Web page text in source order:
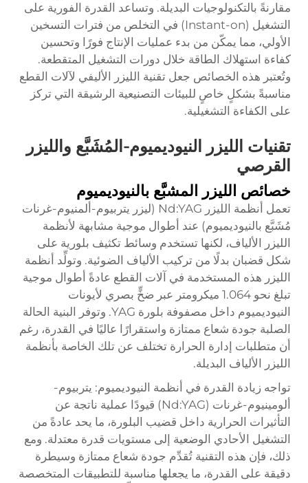
مقارنةً بالتكنولوجيات البديلة. وتساعد القدرة الفورية على
التشغيل (Instant-on) في التخلص من فترات التسخين
الأولي، مما يمكّن من بدء عمليات الإنتاج فورًا وتحسين
كفاءة استهلاك الطاقة خلال دورات التشغيل المتقطعة.
وتُعتبر هذه الخصائص جعل تقنية الليزر الأليفي لآلات القطع
مناسبةً بشكلٍ خاصٍ للبيئات التصنيعية الرشيقة التي تركز
على الكفاءة التشغيلية.
تقنيات الليزر النيوديميوم-المُشَبَّع والليزر
القرصي
خصائص الليزر المشبَّع بالنيوديميوم
تعمل أنظمة الليزر Nd:YAG (ليزر يتربيوم-ألمنيوم-غرنات
مُشَبَّع بالنيوديميوم) عند أطوال موجية مشابهة لأنظمة
الليزر الألياف، لكنها تستخدم وسائط تكثيف بلورية على
شكل قضبان بدلًا من تركيب الألياف الضوئية. وتولِّد أنظمة
الليزر هذه المستخدمة في آلات القطع عادةً أطوال موجية
تبلغ نحو 1.064 ميكرومتر عبر ضخٍّ بصري لأيونات
النيوديميوم داخل مصفوفة بلورة YAG. وتوفر البنية الحالة
الصلبة جودة شعاع ممتازة واستقرارًا عاليًا في القدرة، رغم
أن متطلبات إدارة الحرارة تختلف عن تلك الخاصة بأنظمة
الليزر الألياف البديلة.
تواجه زيادة القدرة في أنظمة النيوديميوم: يتربيوم-
ألومينيوم-غرنات (Nd:YAG) قيودًا عملية ناتجة عن
التأثيرات الحرارية داخل قضيب البلورة، ما يحد عادةً من
التشغيل الأحادي الوضعية إلى مستويات قدرة معتدلة. ومع
ذلك، فإن هذه التقنية تُقدِّم جودة شعاع ممتازة وسيطرة
دقيقة على القدرة، ما يجعلها مناسبة للتطبيقات المتخصصة